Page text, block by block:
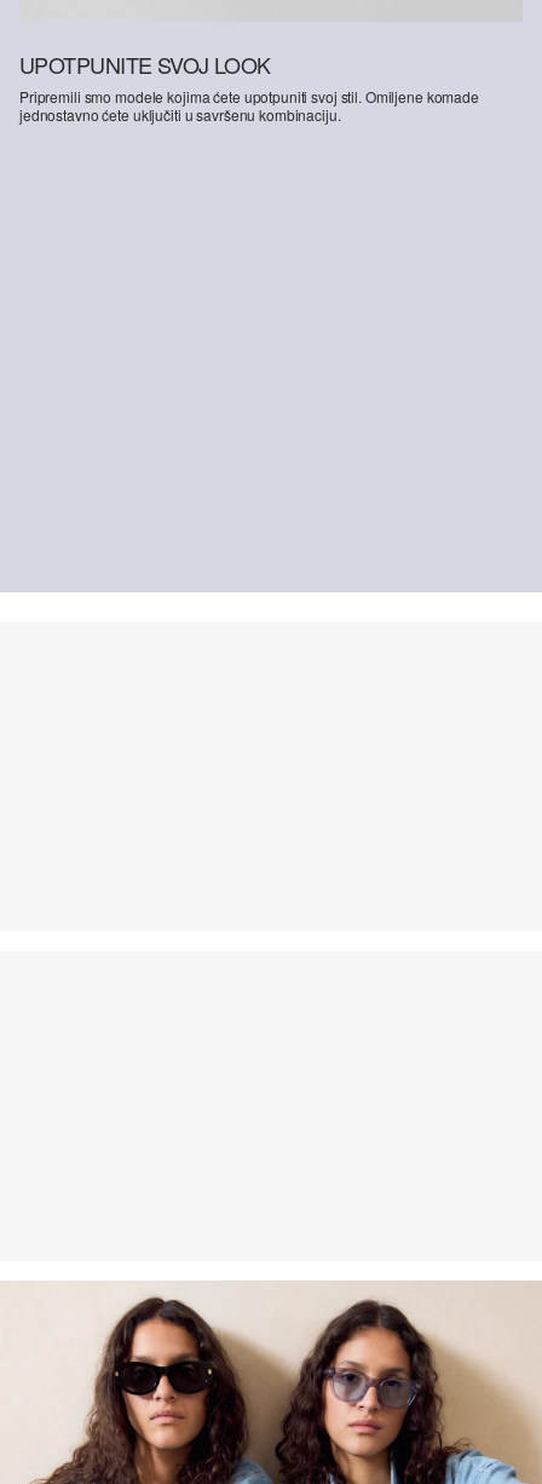
UPOTPUNITE SVOJ LOOK
Pripremili smo modele kojima ćete upotpuniti svoj stil. Omiljene komade
jednostavno ćete uključiti u savršenu kombinaciju.